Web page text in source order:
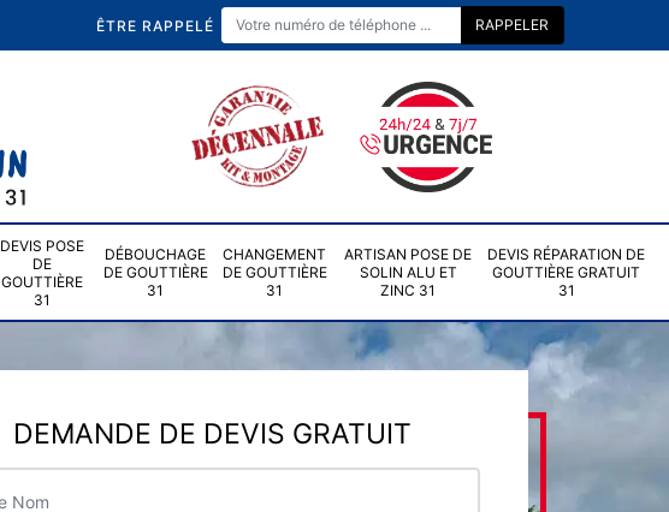
ÊTRE RAPPELÉ
DEVIS POSE
DE
GOUTTIÈRE
31
DÉBOUCHAGE
DE GOUTTIÈRE
31
CHANGEMENT
DE GOUTTIÈRE
31
ARTISAN POSE DE
SOLIN ALU ET
ZINC 31
DEVIS RÉPARATION DE
GOUTTIÈRE GRATUIT
31
DEMANDE DE DEVIS GRATUIT